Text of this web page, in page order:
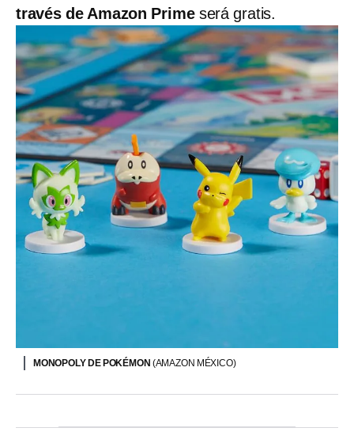
través de Amazon Prime será gratis.
MONOPOLY DE POKÉMON (AMAZON MÉXICO)